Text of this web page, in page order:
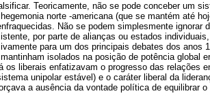
Teoricamente, não se pode conceber um
norte -americana (que se mantém até
Não se podem simplesmente ignorar
por parte de alianças ou estados
para um dos principais debates dos anos
isolados na posição de potência global
liberais enfatizavam o progresso das relações
unipolar estável) e o caráter liberal da
a ausência da vontade política de equilibrar o